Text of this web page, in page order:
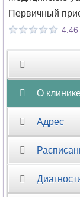
Первичный
4.46
О
Адрес